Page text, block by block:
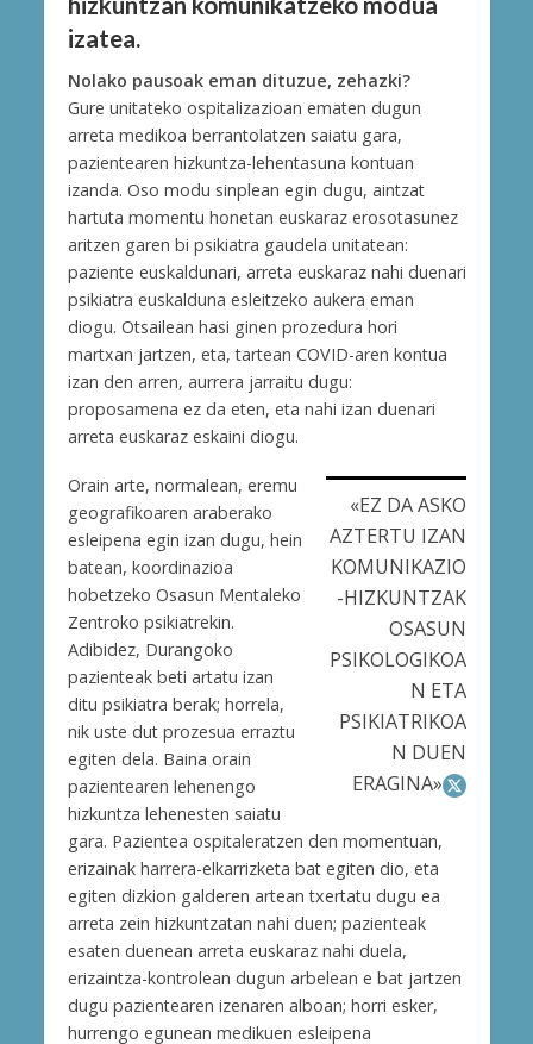
izatea.
Nolako pausoak eman dituzue, zehazki?
Gure unitateko ospitalizazioan ematen dugun
arreta medikoa berrantolatzen saiatu gara,
pazientearen hizkuntza-lehentasuna kontuan
izanda. Oso modu sinplean egin dugu, aintzat
hartuta momentu honetan euskaraz erosotasunez
aritzen garen bi psikiatra gaudela unitatean:
paziente euskaldunari, arreta euskaraz nahi duenari
psikiatra euskalduna esleitzeko aukera eman
diogu. Otsailean hasi ginen prozedura hori
martxan jartzen, eta, tartean COVID-aren kontua
izan den arren, aurrera jarraitu dugu:
proposamena ez da eten, eta nahi izan duenari
arreta euskaraz eskaini diogu.
«EZ DA ASKO
AZTERTU IZAN
KOMUNIKAZIO
-HIZKUNTZAK
OSASUN
PSIKOLOGIKOA
N ETA
PSIKIATRIKOA
N DUEN
ERAGINA»
Orain arte, normalean, eremu
geografikoaren araberako
esleipena egin izan dugu, hein
batean, koordinazioa
hobetzeko Osasun Mentaleko
Zentroko psikiatrekin.
Adibidez, Durangoko
pazienteak beti artatu izan
ditu psikiatra berak; horrela,
nik uste dut prozesua erraztu
egiten dela. Baina orain
pazientearen lehenengo
hizkuntza lehenesten saiatu
gara. Pazientea ospitaleratzen den momentuan,
erizainak harrera-elkarrizketa bat egiten dio, eta
egiten dizkion galderen artean txertatu dugu ea
arreta zein hizkuntzatan nahi duen; pazienteak
esaten duenean arreta euskaraz nahi duela,
erizaintza-kontrolean dugun arbelean e bat jartzen
dugu pazientearen izenaren alboan; horri esker,
hurrengo egunean medikuen esleipena